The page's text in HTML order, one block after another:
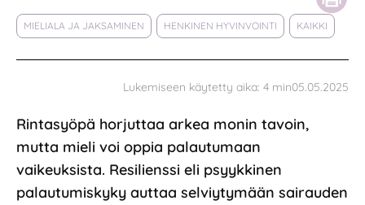
MIELIALA JA JAKSAMINEN HENKINEN HYVINVOINTI KAIKKI
05.05.2025
Lukemiseen käytetty aika: 4 min
Rintasyöpä horjuttaa arkea monin tavoin,
mutta mieli voi oppia palautumaan
vaikeuksista. Resilienssi eli psyykkinen
palautumiskyky auttaa selviytymään sairauden